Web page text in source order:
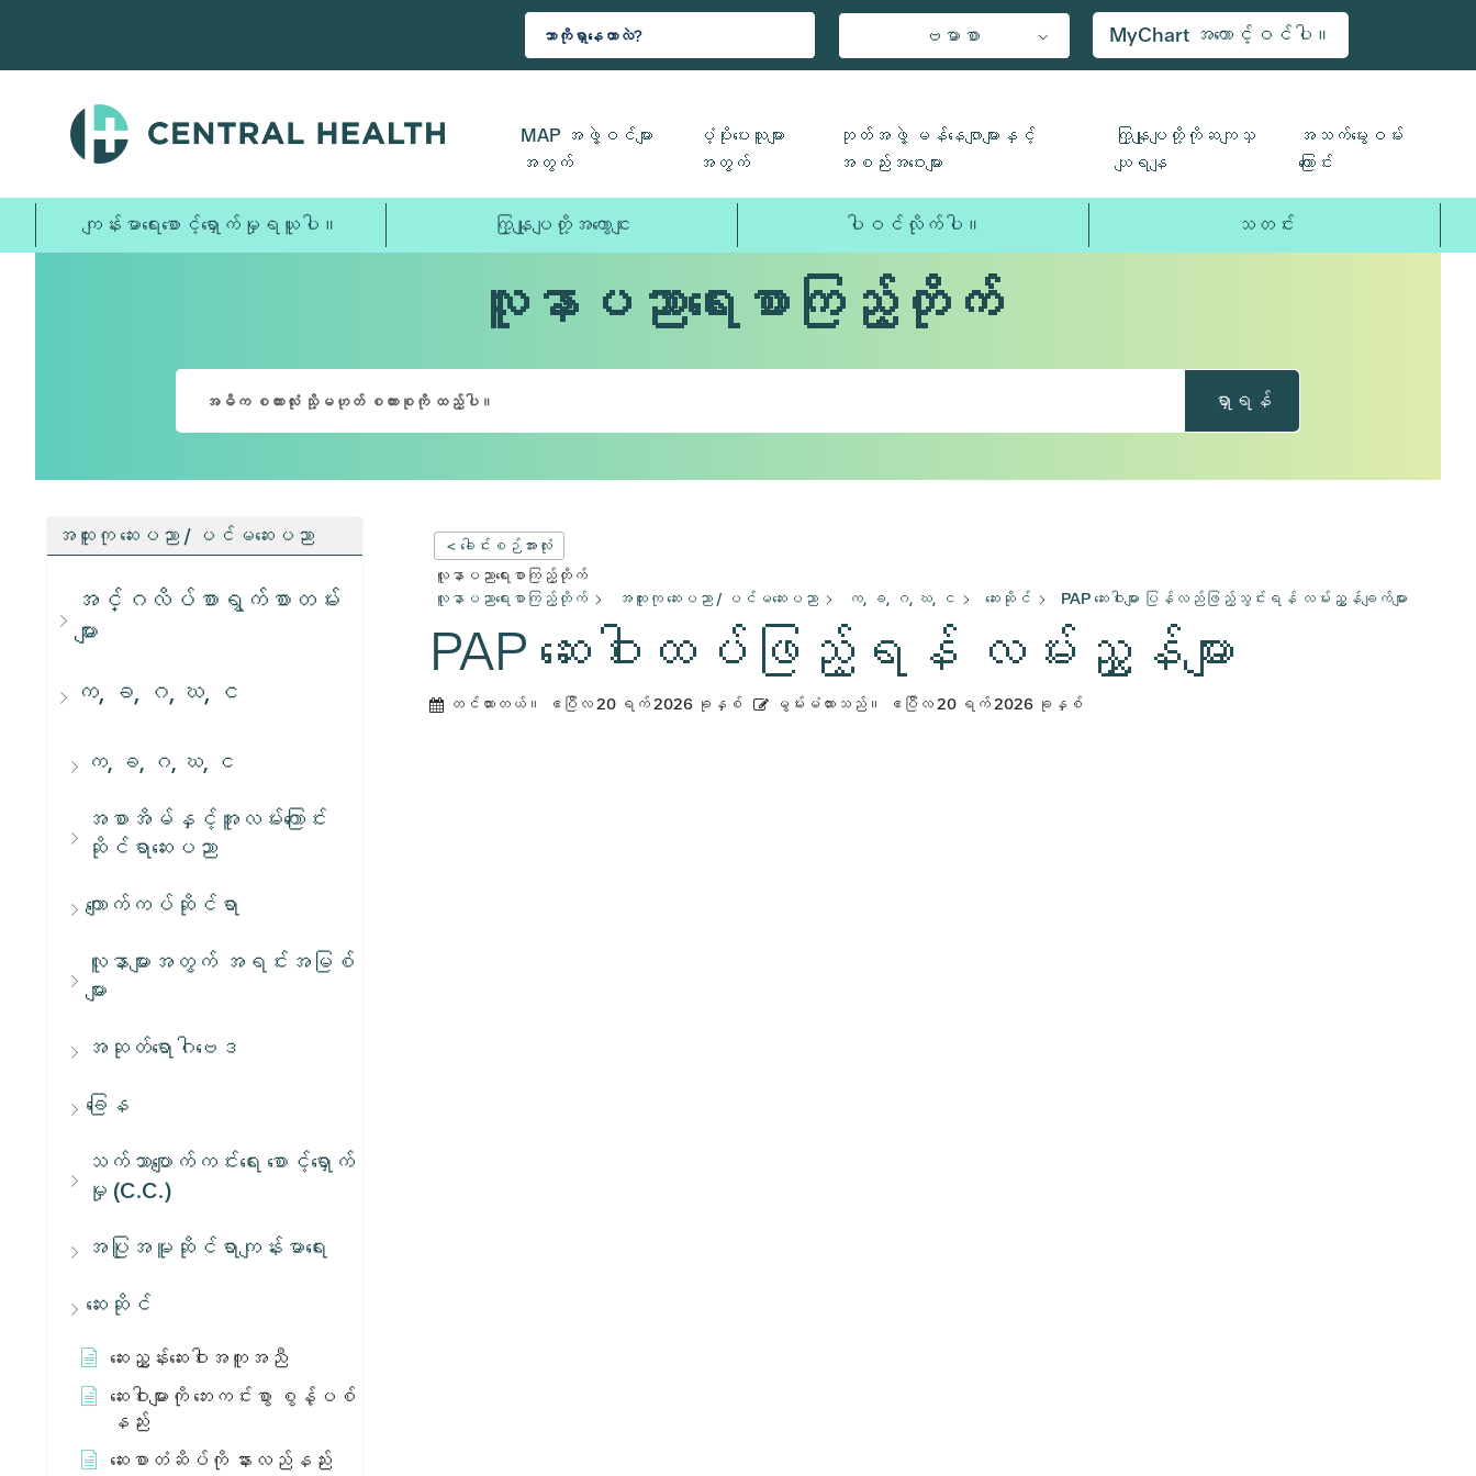
သို့
ပါ။
ဗမာစာ MyChart အကောင့်ဝင်ပါ။
MAP အဖွဲ့ဝင်များ
အတွက်
ပံ့ပိုးပေးသူများ
အတွက်
ဘုတ်အဖွဲ့ မန်နေဂျာများနှင့်
အစည်းအဝေးများ
ကြှနျုပျတို့ကိုဆကျသှ
ယျရနျ
အသက်မွေးဝမ်း
ကြောင်း
ကျန်းမာရေးစောင့်ရှောက်မှုရယူပါ။ ကြှနျုပျတို့အကွောငျး ပါဝင်လိုက်ပါ။ သတင်း
လူနာပညာရေးစာကြည့်တိုက်
ရှာရန်
အထူးကု ဆေးပညာ / ပင်မဆေးပညာ
အင်္ဂလိပ်စာရွက်စာတမ်း
များ
က, ခ, ဂ, ဃ, င
က, ခ, ဂ, ဃ, င
အစာအိမ်နှင့်အူလမ်းကြောင်း
ဆိုင်ရာဆေးပညာ
ကျောက်ကပ်ဆိုင်ရာ
လူနာများအတွက် အရင်းအမြစ်
များ
အဆုတ်ရောဂါဗေဒ
ခြေန
သက်သာပျောက်ကင်းရေး စောင့်ရှောက်
မှု (C.C.)
အပြုအမူဆိုင်ရာကျန်းမာရေး
ဆေးဆိုင်
ဆေးညွှန်းဆေးဝါးအကူအညီ
ဆေးဝါးများကို ဘေးကင်းစွာ စွန့်ပစ်
နည်း
ဆေးစာတံဆိပ်ကို နားလည်နည်း
< ခေါင်းစဉ်အားလုံး
လူနာပညာရေးစာကြည့်တိုက်
လူနာပညာရေးစာကြည့်တိုက်
အထူးကု ဆေးပညာ / ပင်မဆေးပညာ က, ခ, ဂ, ဃ, င ဆေးဆိုင် PAP ဆေးဝါးများ ပြန်လည်ဖြည့်သွင်းရန် လမ်းညွှန်ချက်များ
PAP ဆေးဝါးထပ်ဖြည့်ရန် လမ်းညွှန်များ
တင်ထားတယ်။ ဧပြီလ 20 ရက် 2026 ခုနှစ် မွမ်းမံထားသည်။ ဧပြီလ 20 ရက် 2026 ခုနှစ်